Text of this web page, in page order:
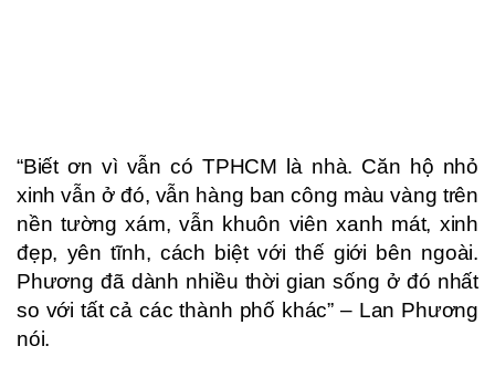
“Biết ơn vì vẫn có TPHCM là nhà. Căn hộ nhỏ
xinh vẫn ở đó, vẫn hàng ban công màu vàng trên
nền tường xám, vẫn khuôn viên xanh mát, xinh
đẹp, yên tĩnh, cách biệt với thế giới bên ngoài.
Phương đã dành nhiều thời gian sống ở đó nhất
so với tất cả các thành phố khác” – Lan Phương
nói.